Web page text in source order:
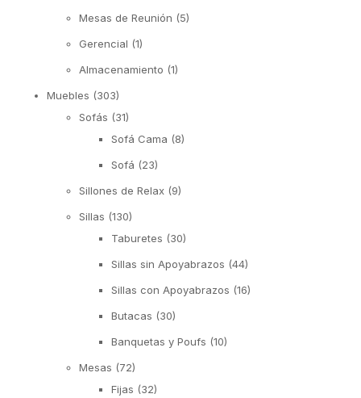
Mesas de Reunión (5)
Gerencial (1)
Almacenamiento (1)
Muebles (303)
Sofás (31)
Sofá Cama (8)
Sofá (23)
Sillones de Relax (9)
Sillas (130)
Taburetes (30)
Sillas sin Apoyabrazos (44)
Sillas con Apoyabrazos (16)
Butacas (30)
Banquetas y Poufs (10)
Mesas (72)
Fijas (32)